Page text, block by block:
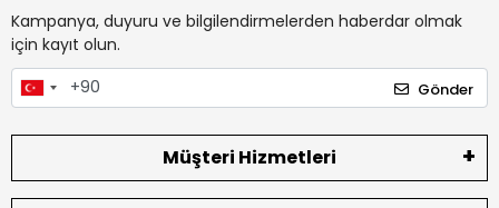
Kampanya, duyuru ve bilgilendirmelerden haberdar olmak
için kayıt olun.
Gönder
Müşteri Hizmetleri